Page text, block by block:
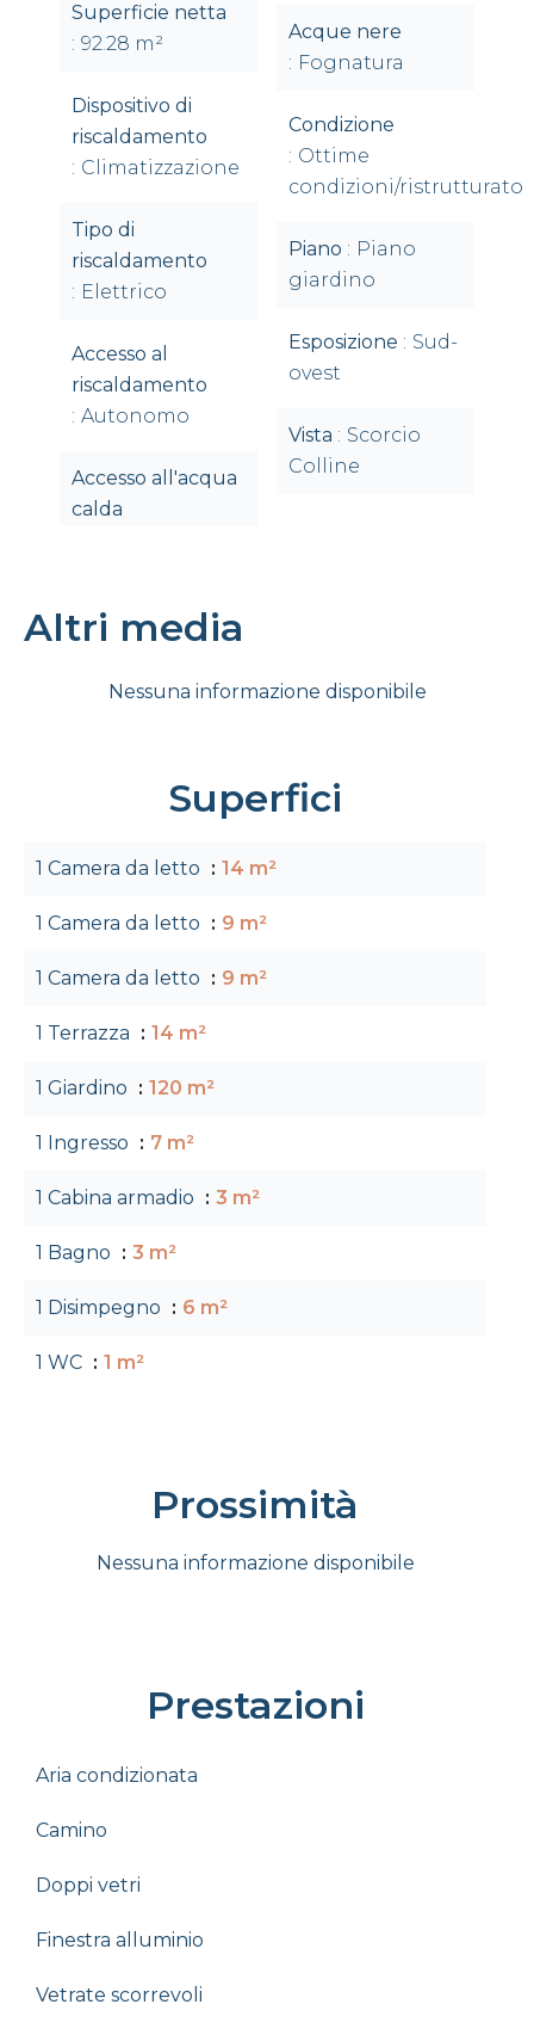
Superficie netta
92.28 m²
Dispositivo di
riscaldamento
Climatizzazione
Tipo di
riscaldamento
Elettrico
Accesso al
riscaldamento
Autonomo
Accesso all'acqua
calda
Acque nere
Fognatura
Condizione
Ottime
condizioni/ristrutturato
Piano
Piano
giardino
Esposizione
Sud-
ovest
Vista
Scorcio
Colline
Altri media
Nessuna informazione disponibile
Superfici
1 Camera da letto 14 m²
1 Camera da letto 9 m²
1 Camera da letto 9 m²
1 Terrazza 14 m²
1 Giardino 120 m²
1 Ingresso 7 m²
1 Cabina armadio 3 m²
1 Bagno 3 m²
1 Disimpegno 6 m²
1 WC 1 m²
Prossimità
Nessuna informazione disponibile
Prestazioni
Aria condizionata
Camino
Doppi vetri
Finestra alluminio
Vetrate scorrevoli